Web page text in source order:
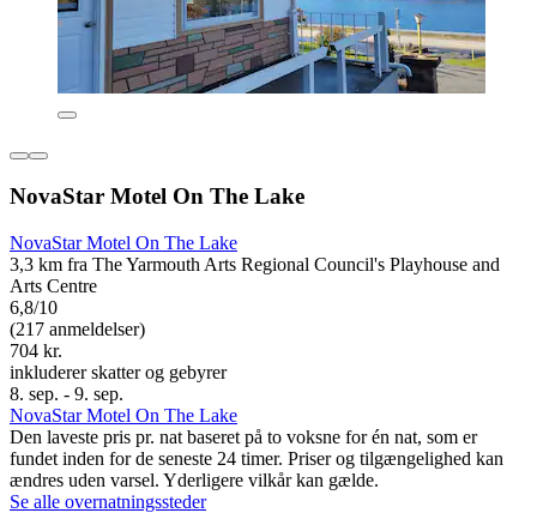
NovaStar Motel On The Lake
NovaStar Motel On The Lake
3,3 km fra The Yarmouth Arts Regional Council's Playhouse and
Arts Centre
6,8/10
(217 anmeldelser)
704 kr.
inkluderer skatter og gebyrer
8. sep. - 9. sep.
NovaStar Motel On The Lake
Den laveste pris pr. nat baseret på to voksne for én nat, som er
fundet inden for de seneste 24 timer. Priser og tilgængelighed kan
ændres uden varsel. Yderligere vilkår kan gælde.
Se alle overnatningssteder